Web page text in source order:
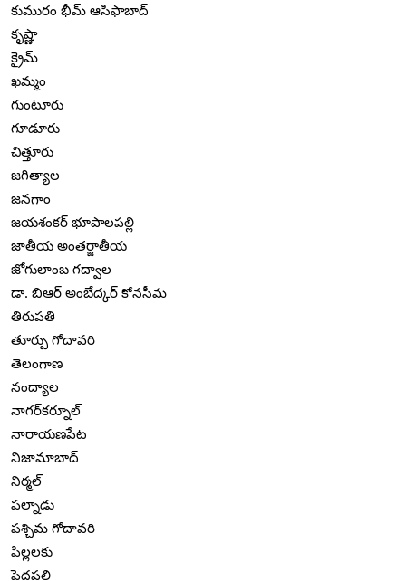
కుమురం భీమ్ ఆసిఫాబాద్
కృష్ణా
క్రైమ్
ఖమ్మం
గుంటూరు
గూడూరు
చిత్తూరు
జగిత్యాల
జనగాం
జయశంకర్ భూపాలపల్లి
జాతీయ అంతర్జాతీయ
జోగులాంబ గద్వాల
డా. బిఆర్ అంబేద్కర్ కోనసీమ
తిరుపతి
తూర్పు గోదావరి
తెలంగాణ
నంద్యాల
నాగర్‌కర్నూల్
నారాయణపేట
నిజామాబాద్
నిర్మల్
పల్నాడు
పశ్చిమ గోదావరి
పిల్లలకు
పెద్దపల్లి